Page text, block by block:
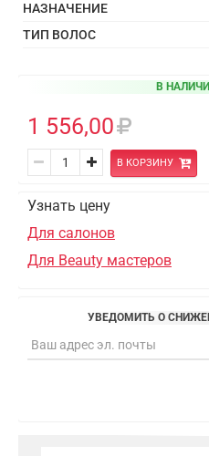
НАЗНАЧЕНИЕ
ТИП ВОЛОС
В
1 556,00
В КОРЗИНУ
Узнать цену
Для салонов
Для Beauty мастеров
УВЕДОМИТЬ О